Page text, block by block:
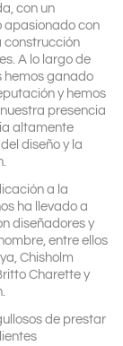
con un
apasionado con
construcción
A lo largo de
hemos ganado
y hemos
presencia
altamente
diseño y la
a la
ha llevado a
diseñadores y
entre ellos
Chisholm
Charette y
de prestar